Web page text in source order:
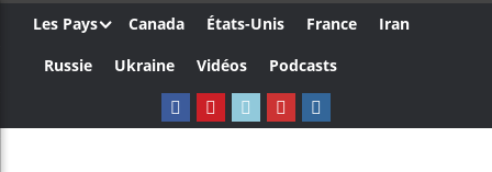
Les Pays Canada États-Unis France
Iran
Russie
Ukraine Vidéos Podcasts